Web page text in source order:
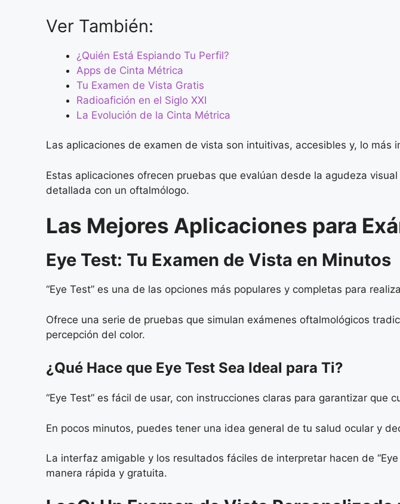
Ver También:
¿Quién Está Espiando Tu Perfil?
Apps de Cinta Métrica
Tu Examen de Vista Gratis
Radioafición en el Siglo XXI
La Evolución de la Cinta Métrica
Las aplicaciones de examen de vista son intuitivas, accesibles y, lo más
Estas aplicaciones ofrecen pruebas que evalúan desde la agudeza
detallada con un oftalmólogo.
Las Mejores Aplicaciones para
Eye Test: Tu Examen de Vista en Minutos
“Eye Test” es una de las opciones más populares y completas para
Ofrece una serie de pruebas que simulan exámenes oftalmológicos
percepción del color.
¿Qué Hace que Eye Test Sea Ideal para Ti?
“Eye Test” es fácil de usar, con instrucciones claras para garantizar que
En pocos minutos, puedes tener una idea general de tu salud ocular y
La interfaz amigable y los resultados fáciles de interpretar hacen de
manera rápida y gratuita.